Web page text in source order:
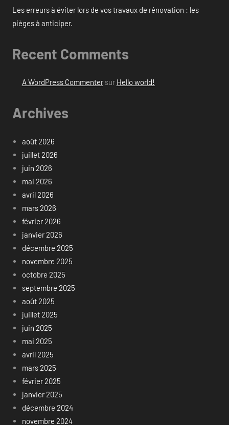
Les erreurs à éviter lors de vos travaux de rénovation : les
pièges à anticiper.
Recent Comments
A WordPress Commentersur Hello world!
Archives
août 2026
juillet 2026
juin 2026
mai 2026
avril 2026
mars 2026
février 2026
janvier 2026
décembre 2025
novembre 2025
octobre 2025
septembre 2025
août 2025
juillet 2025
juin 2025
mai 2025
avril 2025
mars 2025
février 2025
janvier 2025
décembre 2024
novembre 2024